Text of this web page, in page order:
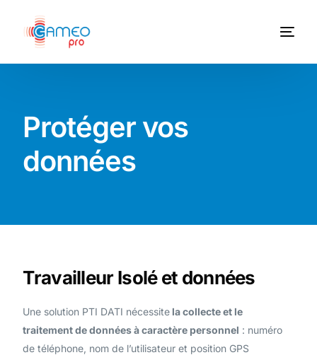
Protéger vos
données
Travailleur Isolé et données
Une solution PTI DATI nécessite la collecte et le
traitement de données à caractère personnel : numéro
de téléphone, nom de l’utilisateur et position GPS